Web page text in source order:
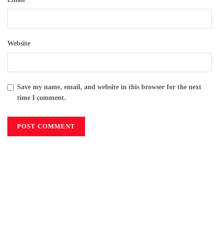
Website
Save my name, email, and website in this browser for the next
time I comment.